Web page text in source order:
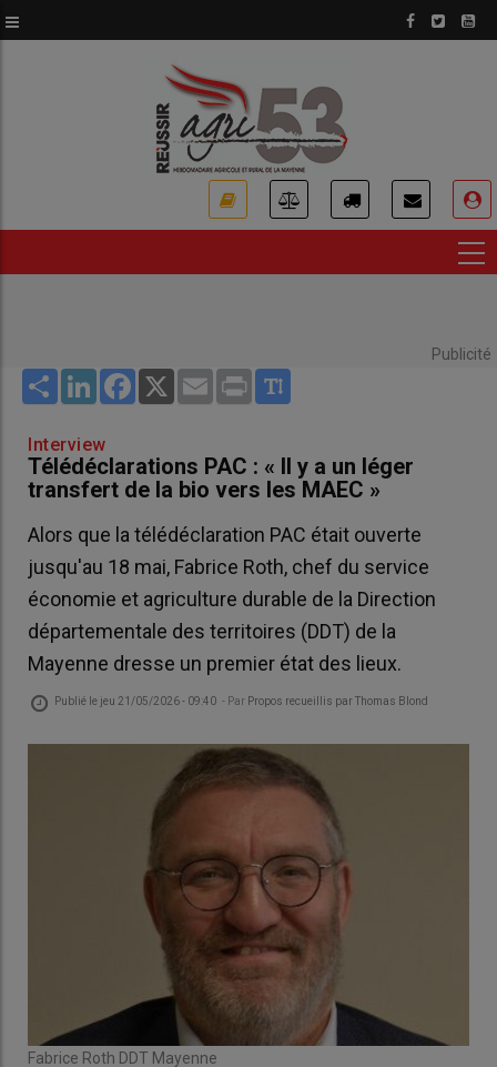
au
Publicité
Share LinkedInFacebook
X Email Print
Interview
Télédéclarations PAC : « Il y a un léger
transfert de la bio vers les MAEC »
Alors que la télédéclaration PAC était ouverte
jusqu'au 18 mai, Fabrice Roth, chef du service
économie et agriculture durable de la Direction
départementale des territoires (DDT) de la
Mayenne dresse un premier état des lieux.
Publié le jeu 21/05/2026 - 09:40 - Par Propos recueillis par Thomas Blond
Fabrice Roth DDT Mayenne